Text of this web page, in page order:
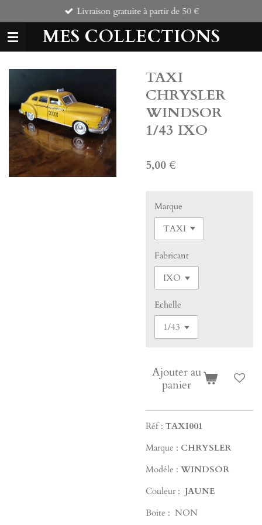
au
contenu
principal
MES COLLECTIONS
Livraison gratuite à partir de 50 €
TAXI
CHRYSLER
WINDSOR
1/43 IXO
5,00 €
Marque
Fabricant
Echelle
Ajouter au
panier
Réf : TAXI001
Marque : CHRYSLER
Modéle : WINDSOR
Couleur : JAUNE
Boite : NON